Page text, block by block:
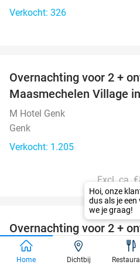
Verkocht: 326
Overnachting voor 2 +
Maasmechelen Village
M Hotel Genk
Genk
Verkocht: 1.205
Excl. ca.
Overnachting voor 2 +
OF early check-in + evt.
Hotel Jamingo Antwerpen
Home Dichtbij